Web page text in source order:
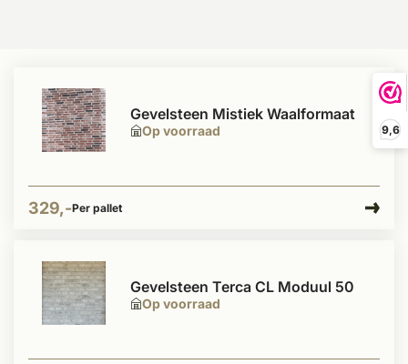
9,6
Op voorraad
Gevelsteen Mistiek Waalformaat
329,-Per pallet
Op voorraad
Gevelsteen Terca CL Moduul 50